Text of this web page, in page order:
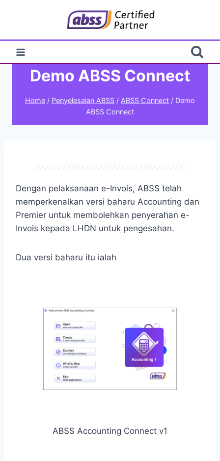
Demo ABSS Connect
Home / Penyelesaian ABSS / ABSS Connect / Demo
ABSS Connect
Dengan pelaksanaan e-Invois, ABSS telah
memperkenalkan versi baharu Accounting dan
Premier untuk membolehkan penyerahan e-
Invois kepada LHDN untuk pengesahan.
Dua versi baharu itu ialah
ABSS Accounting Connect v1